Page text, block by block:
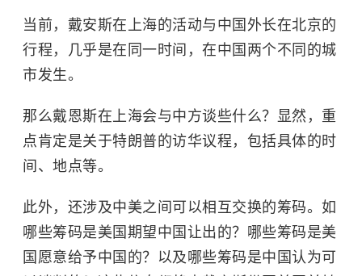
当前，戴安斯在上海的活动与中国外长在北京的
行程，几乎是在同一时间，在中国两个不同的城
市发生。
那么戴恩斯在上海会与中方谈些什么？显然，重
点肯定是关于特朗普的访华议程，包括具体的时
间、地点等。
此外，还涉及中美之间可以相互交换的筹码。如
哪些筹码是美国期望中国让出的？哪些筹码是美
国愿意给予中国的？以及哪些筹码是中国认为可